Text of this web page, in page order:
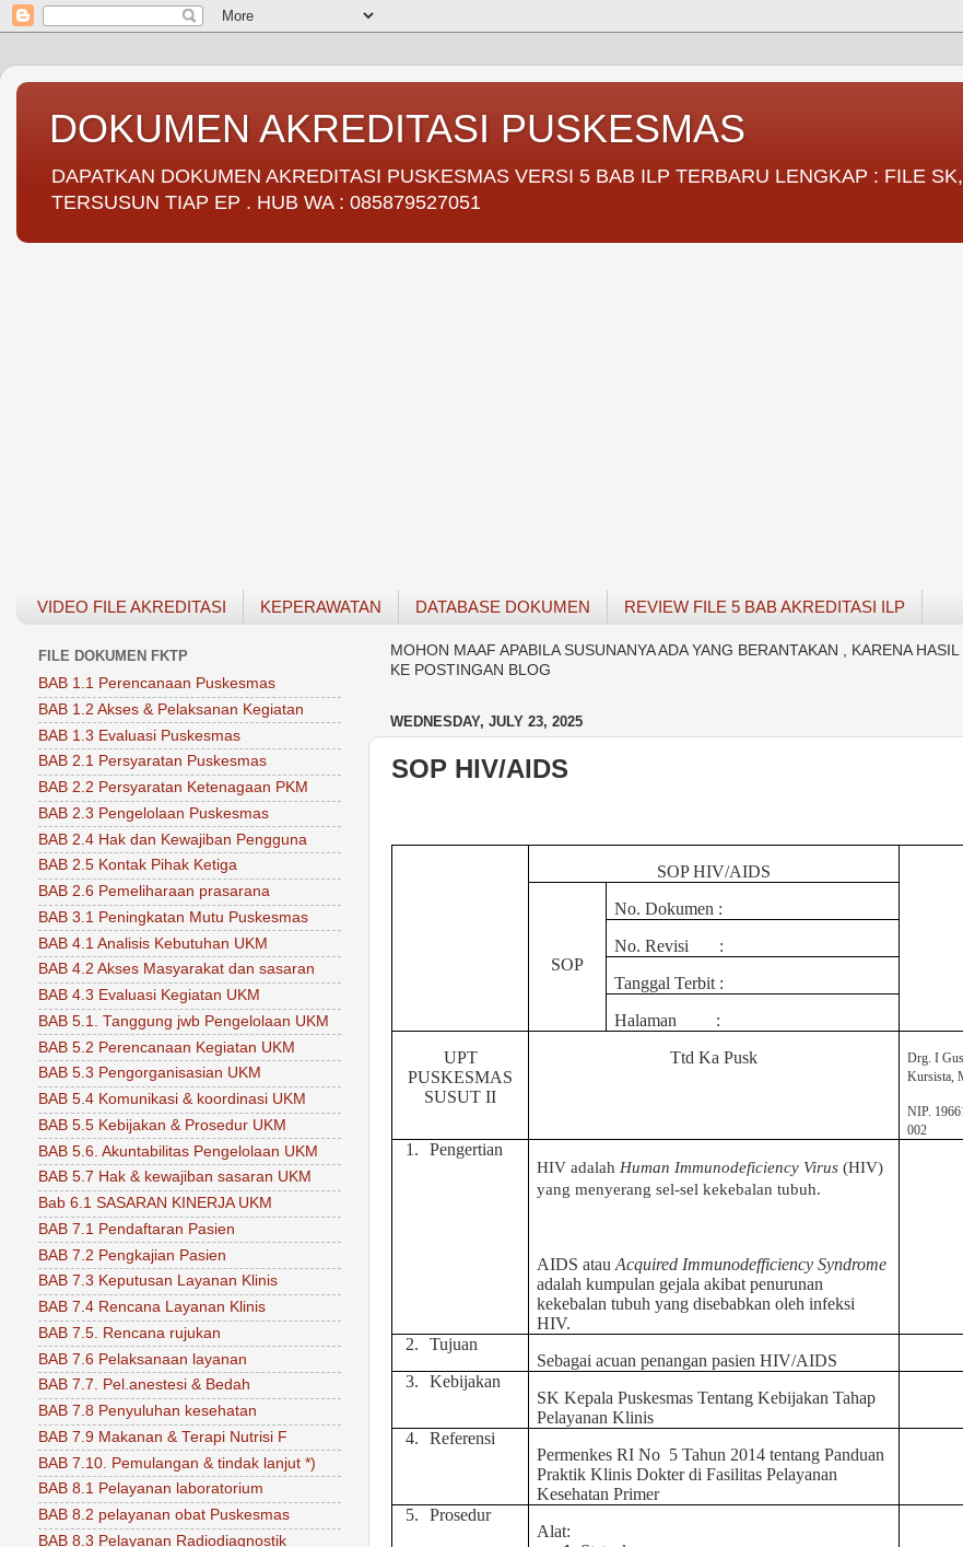
DOKUMEN AKREDITASI PUSKESMAS
DAPATKAN DOKUMEN AKREDITASI PUSKESMAS VERSI 5 BAB ILP TERBARU LENGKAP : FILE
TERSUSUN TIAP EP . HUB WA : 085879527051
VIDEO FILE AKREDITASI KEPERAWATAN DATABASE DOKUMEN REVIEW FILE 5 BAB AKREDITASI ILP
MOHON MAAF APABILA SUSUNANYA ADA YANG BERANTAKAN , KARENA
KE POSTINGAN BLOG
WEDNESDAY, JULY 23, 2025
SOP HIV/AIDS
SOP HIV/AIDS
SOP
No. Dokumen :
No. Revisi
:
Tanggal Terbit :
Halaman
:
UPT
PUSKESMAS
SUSUT II
Ttd Ka Pusk
Drg. I
Kursista,
NIP.
002
1. Pengertian
HIV adalah Human Immunodeficiency Virus(HIV)
yang menyerang sel-sel kekebalan tubuh.
AIDS atauAcquired Immunodefficiency Syndrome
adalah kumpulan gejala akibat penurunan
kekebalan tubuh yang disebabkan oleh infeksi
HIV.
2.
Tujuan
Sebagai acuan penangan pasien HIV/AIDS
3.
Kebijakan
SK Kepala Puskesmas Tentang Kebijakan Tahap
Pelayanan Klinis
4.
Referensi
Permenkes RI No 5 Tahun 2014 tentang Panduan
Praktik Klinis Dokter di Fasilitas Pelayanan
Kesehatan Primer
5.
Prosedur
Alat:
FILE DOKUMEN FKTP
BAB 1.1 Perencanaan Puskesmas
BAB 1.2 Akses & Pelaksanan Kegiatan
BAB 1.3 Evaluasi Puskesmas
BAB 2.1 Persyaratan Puskesmas
BAB 2.2 Persyaratan Ketenagaan PKM
BAB 2.3 Pengelolaan Puskesmas
BAB 2.4 Hak dan Kewajiban Pengguna
BAB 2.5 Kontak Pihak Ketiga
BAB 2.6 Pemeliharaan prasarana
BAB 3.1 Peningkatan Mutu Puskesmas
BAB 4.1 Analisis Kebutuhan UKM
BAB 4.2 Akses Masyarakat dan sasaran
BAB 4.3 Evaluasi Kegiatan UKM
BAB 5.1. Tanggung jwb Pengelolaan UKM
BAB 5.2 Perencanaan Kegiatan UKM
BAB 5.3 Pengorganisasian UKM
BAB 5.4 Komunikasi & koordinasi UKM
BAB 5.5 Kebijakan & Prosedur UKM
BAB 5.6. Akuntabilitas Pengelolaan UKM
BAB 5.7 Hak & kewajiban sasaran UKM
Bab 6.1 SASARAN KINERJA UKM
BAB 7.1 Pendaftaran Pasien
BAB 7.2 Pengkajian Pasien
BAB 7.3 Keputusan Layanan Klinis
BAB 7.4 Rencana Layanan Klinis
BAB 7.5. Rencana rujukan
BAB 7.6 Pelaksanaan layanan
BAB 7.7. Pel.anestesi & Bedah
BAB 7.8 Penyuluhan kesehatan
BAB 7.9 Makanan & Terapi Nutrisi F
BAB 7.10. Pemulangan & tindak lanjut *)
BAB 8.1 Pelayanan laboratorium
BAB 8.2 pelayanan obat Puskesmas
BAB 8.3 Pelayanan Radiodiagnostik